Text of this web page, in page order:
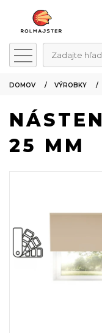
Zadajte
DOMOV VÝROBKY
25 MM